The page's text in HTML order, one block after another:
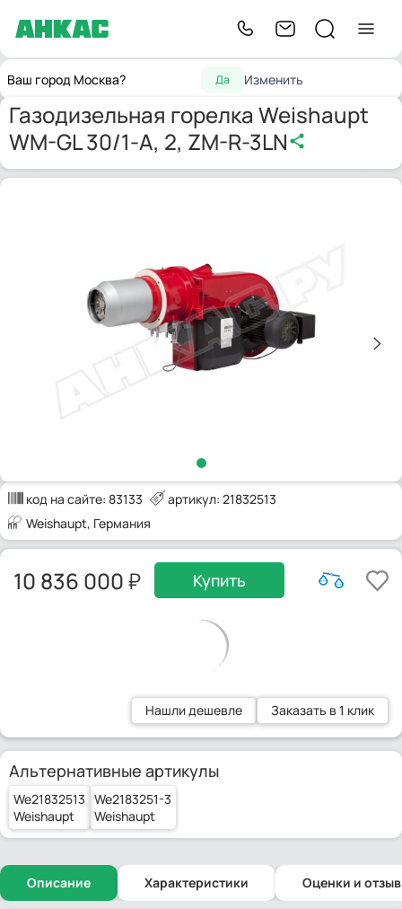
Ваш город Москва? Да Изменить
Главнаяотопления
GL 30/1-A, 2, ZM-R-3LN
Газодизельная горелка Weishaupt
WM-GL 30/1-A, 2, ZM-R-3LN
код на сайте: 83133
артикул: 21832513
Weishaupt, Германия
10 836 000 Купить
Нашли дешевле Заказать в 1 клик
Альтернативные артикулы
We21832513
Weishaupt
We2183251-3
Weishaupt
Описание Характеристики Оценки и